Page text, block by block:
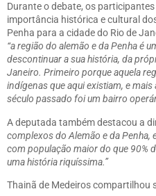
Durante o debate, os
importância histórica e cultural
Penha para a cidade do Rio de
“a região do alemão e da Penha é
descontinuar a sua história, da
Janeiro. Primeiro porque aquela
indígenas que aqui existiam, e
século passado foi um bairro
A deputada também destacou a
complexos do Alemão e da
com população maior do que 90%
uma história riquíssima.”
Thainã de Medeiros compartilhou